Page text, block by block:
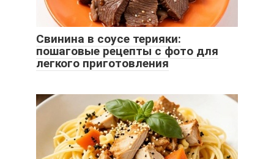
Свинина в соусе терияки:
пошаговые рецепты с фото для
легкого приготовления